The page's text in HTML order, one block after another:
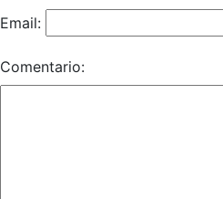
Email:
Comentario: